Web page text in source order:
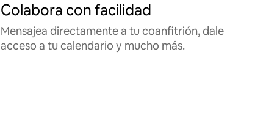
Colabora con facilidad
Mensajea directamente a tu coanfitrión, dale
acceso a tu calendario y mucho más.